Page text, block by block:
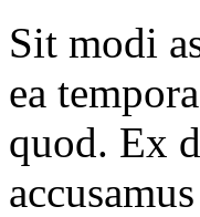
Sit modi
ea
quod. Ex